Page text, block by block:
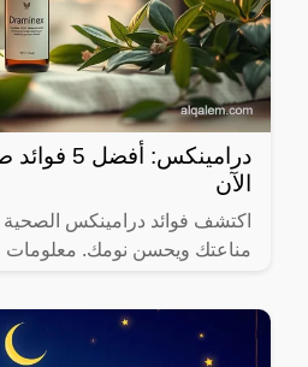
درامينكس:
الآن
اكتشف فوائد درامينكس
مناعتك ويحسن نومك.